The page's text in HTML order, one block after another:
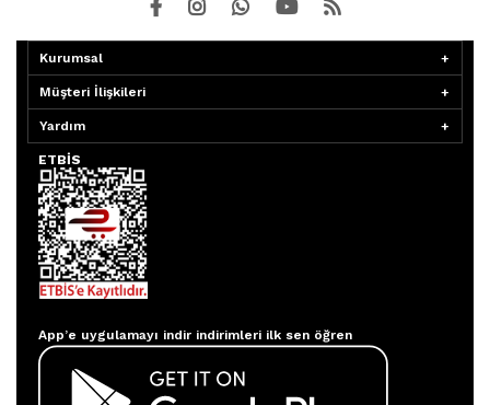
Kurumsal
Müşteri İlişkileri
Yardım
ETBİS
App’e uygulamayı indir indirimleri ilk sen öğren